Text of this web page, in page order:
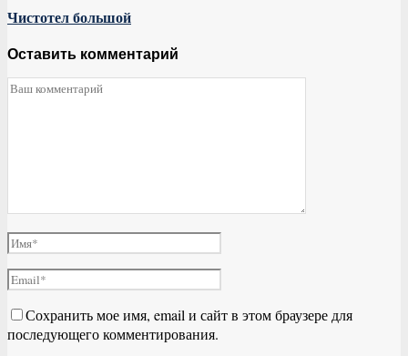
Чистотел большой
Оставить комментарий
Сохранить мое имя, email и сайт в этом браузере для
последующего комментирования.